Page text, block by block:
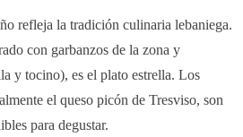
refleja la tradición culinaria lebaniega.
con garbanzos de la zona y
y tocino), es el plato estrella. Los
el queso picón de Tresviso, son
para degustar.